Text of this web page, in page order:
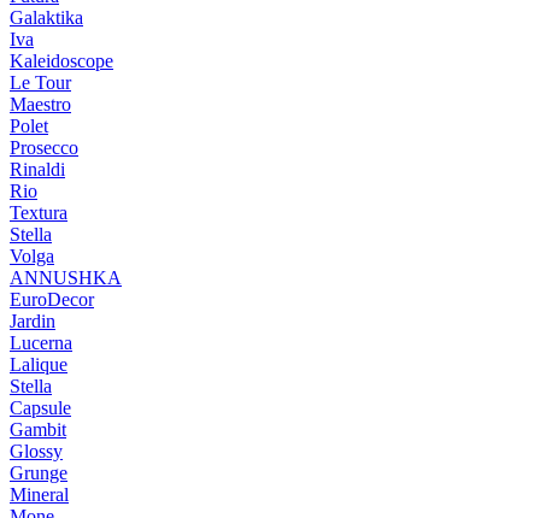
Galaktika
Iva
Kaleidoscope
Le Tour
Maestro
Polet
Prosecco
Rinaldi
Rio
Textura
Stella
Volga
ANNUSHKA
EuroDecor
Jardin
Lucerna
Lalique
Stella
Capsule
Gambit
Glossy
Grunge
Mineral